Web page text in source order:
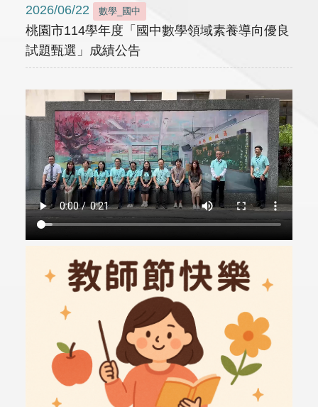
2026/06/22 數學_國中
桃園市114學年度「國中數學領域素養導向優良
試題甄選」成績公告